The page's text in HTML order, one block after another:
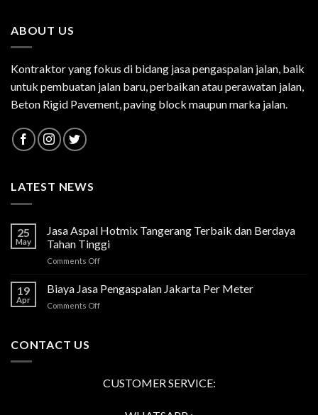
ABOUT US
Kontraktor yang fokus di bidang jasa pengaspalan jalan, baik
untuk pembuatan jalan baru, perbaikan atau perawatan jalan,
Beton Rigid Pavement, paving block maupun marka jalan.
LATEST NEWS
25
May
Jasa Aspal Hotmix Tangerang Terbaik dan Berdaya
Tahan Tinggi
Comments Offon
Aspal
Hotmix
Tangerang
19
Apr
Biaya Jasa Pengaspalan Jakarta Per Meter
Comments Offon
CONTACT US
CUSTOMER SERVICE: